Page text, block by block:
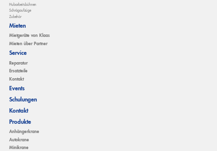
Hubarbeitsbühnen
Schrägaufzüge
Zubehör
Mieten
Mietgeräte von Klaas
Mieten über Partner
Service
Reparatur
Ersatzteile
Kontakt
Events
Schulungen
Kontakt
Produkte
Anhängerkrane
Autokrane
Minikrane